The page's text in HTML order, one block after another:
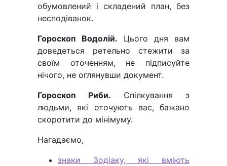
обумовлений і складений план, без
несподіванок.
Гороскоп Водолій. Цього дня вам
доведеться ретельно стежити за
своїм оточенням, не підписуйте
нічого, не оглянувши документ.
Гороскоп Риби. Спілкування з
людьми, які оточують вас, бажано
скоротити до мінімуму.
Нагадаємо,
знаки Зодіаку, які вміють